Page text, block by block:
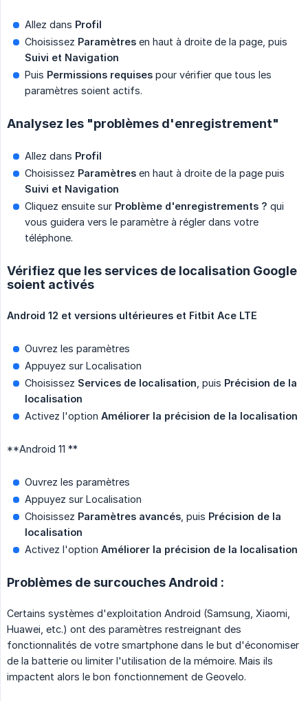
Allez dans Profil
Choisissez Paramètres en haut à droite de la page, puis
Suivi et Navigation
Puis Permissions requises pour vérifier que tous les
paramètres soient actifs.
Analysez les "problèmes d'enregistrement"
Allez dans Profil
Choisissez Paramètres en haut à droite de la page puis
Suivi et Navigation
Cliquez ensuite sur Problème d'enregistrements ? qui
vous guidera vers le paramètre à régler dans votre
téléphone.
Vérifiez que les services de localisation Google
soient activés
Android 12 et versions ultérieures et Fitbit Ace LTE
Ouvrez les paramètres
Appuyez sur Localisation
Choisissez Services de localisation , puis Précision de la
localisation
Activez l'option Améliorer la précision de la localisation
**Android 11 **
Ouvrez les paramètres
Appuyez sur Localisation
Choisissez Paramètres avancés , puis Précision de la
localisation
Activez l'option Améliorer la précision de la localisation
Problèmes de surcouches Android :
Certains systèmes d'exploitation Android (Samsung, Xiaomi,
Huawei, etc.) ont des paramètres restreignant des
fonctionnalités de votre smartphone dans le but d'économiser
de la batterie ou limiter l'utilisation de la mémoire. Mais ils
impactent alors le bon fonctionnement de Geovelo.